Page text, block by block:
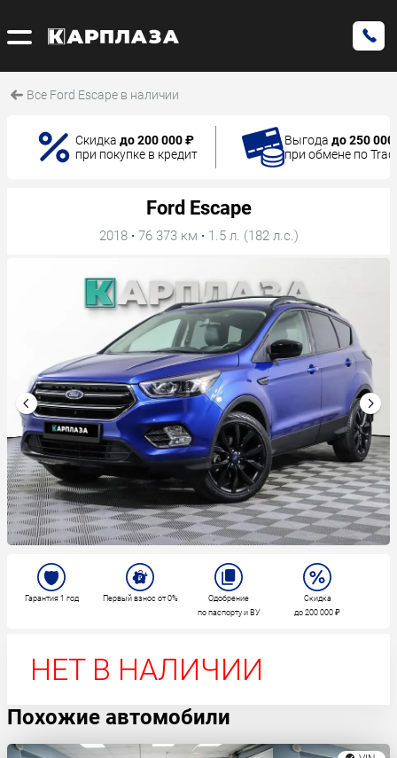
Все Ford Escape в наличии
Скидка до 200 000 ₽
при покупке в кредит
Выгода до 250
при обмене по
НЕТ В НАЛИЧИИ
Гарантия 1 год Первый взнос от 0%
Одобрение
по паспорту и ВУ
Скидка
до 200 000 ₽
Ford Escape
2018 · 76 373 км · 1.5 л. (182 л.с.)
Похожие автомобили